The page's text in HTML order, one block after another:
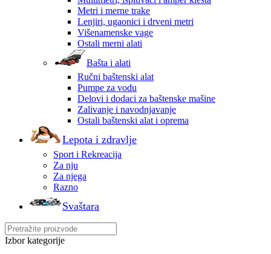
Metri i merne trake
Lenjiri, ugaonici i drveni metri
Višenamenske vage
Ostali merni alati
Bašta i alati
Ručni baštenski alat
Pumpe za vodu
Delovi i dodaci za baštenske mašine
Zalivanje i navodnjavanje
Ostali baštenski alat i oprema
Lepota i zdravlje
Sport i Rekreacija
Za nju
Za njega
Razno
Svaštara
Izbor kategorije